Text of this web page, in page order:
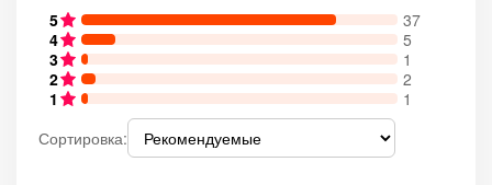
5
37
4
5
3
1
2
2
1
1
Сортировка: